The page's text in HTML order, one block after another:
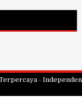
- Independen